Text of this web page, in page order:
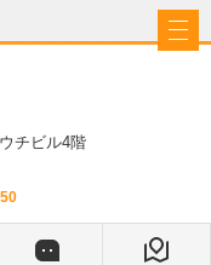
チビル4階
50